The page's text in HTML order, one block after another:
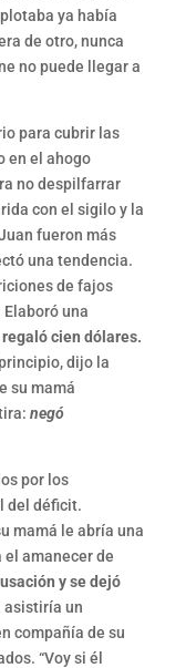
ya había
de otro, nunca
no puede llegar a
para cubrir las
en el ahogo
no despilfarrar
con el sigilo y la
fueron más
una tendencia.
de fajos
una
regaló cien dólares.
dijo la
su mamá
negó
por los
del déficit.
mamá le abría una
el amanecer de
y se dejó
asistiría un
compañía de su
“Voy si él